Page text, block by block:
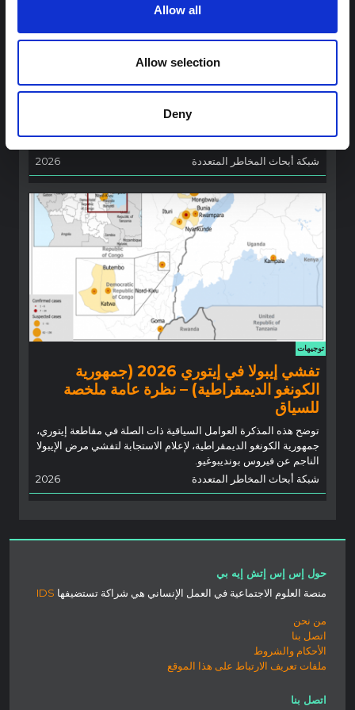
Allow all
Allow selection
Deny
توصيات: التخليق السريع لدروس العلوم
الاجتماعية والسلوكية حول الإيبولا من أجل
جمهورية الكونغو الديمقراطية
تخليق سريع للدروس المستفادة من أبحاث العلوم الاجتماعية
شبكة أبحاث المخاطر المتعددة
2026
توجيهات
تفشي إيبولا في إيتوري 2026 (جمهورية
الكونغو الديمقراطية) – نظرة عامة ملخصة
للسياق
توضح هذه المذكرة العوامل السياقية ذات الصلة في مقاطعة إيتوري،
جمهورية الكونغو الديمقراطية، لإعلام الاستجابة لتفشي مرض الإيبولا
الناجم عن فيروس بونديبوغيو.
شبكة أبحاث المخاطر المتعددة
2026
حول إس إس إتش إيه بي
منصة العلوم الاجتماعية في العمل الإنساني هي شراكة تستضيفها IDS
من نحن
اتصل بنا
الأحكام والشروط
ملفات تعريف الارتباط على هذا الموقع
اتصل بنا